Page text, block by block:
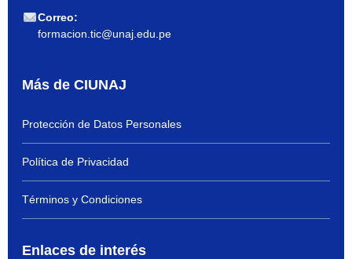
Correo:
formacion.tic@unaj.edu.pe
Más de CIUNAJ
Protección de Datos Personales
Política de Privacidad
Términos y Condiciones
Enlaces de interés